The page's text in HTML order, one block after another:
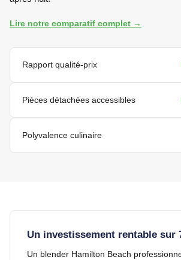
Lire notre comparatif complet →
Rapport qualité-prix
Pièces détachées accessibles
Polyvalence culinaire
Un investissement rentable sur
Un blender Hamilton Beach